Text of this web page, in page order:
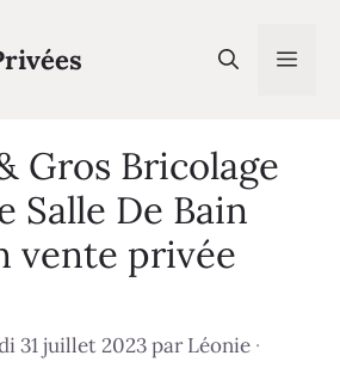
Gros Bricolage
Salle De Bain
vente privée
31 juillet 2023parLéonie ·